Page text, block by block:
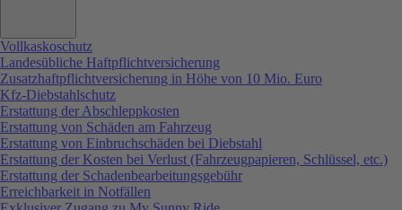
Vollkaskoschutz
Landesübliche Haftpflichtversicherung
Zusatzhaftpflichtversicherung in Höhe von 10 Mio. Euro
Kfz-Diebstahlschutz
Erstattung der Abschleppkosten
Erstattung von Schäden am Fahrzeug
Erstattung von Einbruchschäden bei Diebstahl
Erstattung der Kosten bei Verlust (Fahrzeugpapieren, Schlüssel, etc.)
Erstattung der Schadenbearbeitungsgebühr
Erreichbarkeit in Notfällen